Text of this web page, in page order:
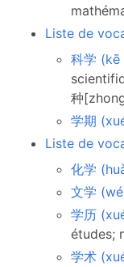
Liste de
科学 (kē
种
学期
Liste de
化学
文学
学历
études;
学术